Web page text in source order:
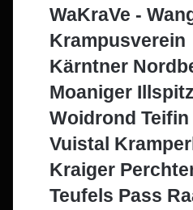
WaKraVe -
Krampusverein
Kärntner
Moaniger
Woidrond Teifin
Vuistal
Kraiger
Teufels Pass